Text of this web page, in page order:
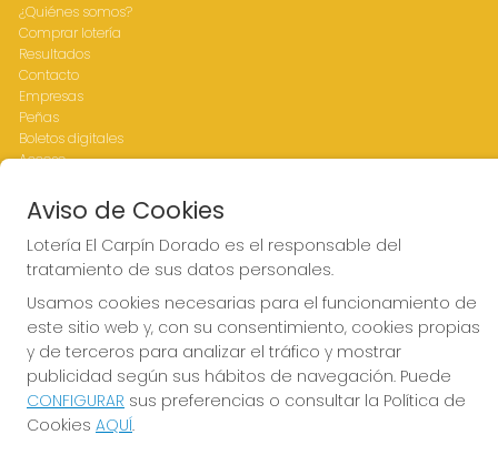
¿Quiénes somos?
Comprar lotería
Resultados
Contacto
Empresas
Peñas
Boletos digitales
Acceso
CONTACTO
ADMINISTRACION DE LOTERIAS Nº76-VALENCIA Receptor
963341264
Clica aquí para contactar por WhatsApp
676642156
loteria@elcarpindorado.com
Calle San Valero, 4 bajo
Valencia, 46005
Aviso de Cookies
Lotería El Carpín Dorado es el responsable del
tratamiento de sus datos personales.
Usamos cookies necesarias para el funcionamiento de
este sitio web y, con su consentimiento, cookies propias
y de terceros para analizar el tráfico y mostrar
publicidad según sus hábitos de navegación. Puede
CONFIGURAR sus preferencias o consultar la Política de
Cookies AQUÍ.